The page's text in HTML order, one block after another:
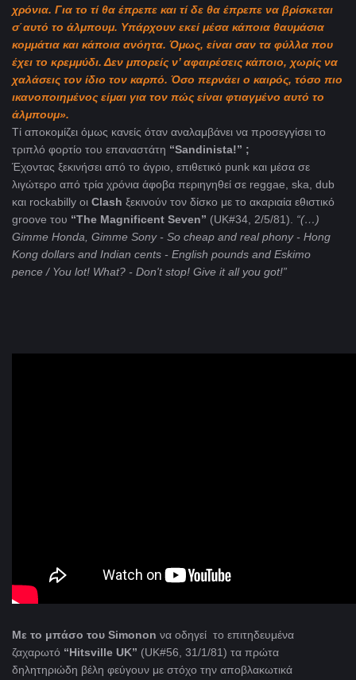
χρόνια. Για το τί θα έπρεπε και τί δε θα έπρεπε να βρίσκεται
σ΄αυτό το άλμπουμ. Υπάρχουν εκεί μέσα κάποια θαυμάσια
κομμάτια και κάποια ανόητα. Όμως, είναι σαν τα φύλλα που
έχει το κρεμμύδι. Δεν μπορείς ν’ αφαιρέσεις κάποιο, χωρίς να
χαλάσεις τον ίδιο τον καρπό. Όσο περνάει ο καιρός, τόσο πιο
ικανοποιημένος είμαι για τον πώς είναι φτιαγμένο αυτό το
άλμπουμ».
Τί αποκομίζει όμως κανείς όταν αναλαμβάνει να προσεγγίσει το
τριπλό φορτίο του επαναστάτη “Sandinista!” ;
Έχοντας ξεκινήσει από το άγριο, επιθετικό punk και μέσα σε
λιγώτερο από τρία χρόνια άφοβα περιηγηθεί σε reggae, ska, dub
και rockabilly οι Clash ξεκινούν τον δίσκο με το ακαριαία εθιστικό
groove του “The Magnificent Seven” (UK#34, 2/5/81). “(…)
Gimme Honda, Gimme Sony - So cheap and real phony - Hong
Kong dollars and Indian cents - English pounds and Eskimo
pence / You lot! What? - Don't stop! Give it all you got!”
Με το μπάσο του Simonon να οδηγεί το επιτηδευμένα
ζαχαρωτό “Hitsville UK” (UK#56, 31/1/81) τα πρώτα
δηλητηριώδη βέλη φεύγουν με στόχο την αποβλακωτικά